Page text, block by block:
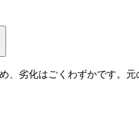
、劣化はごくわずかです。